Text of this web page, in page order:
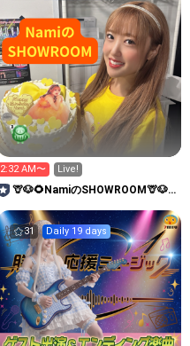
2:32 AM〜 Live!
🦒🐶🌻NamiのSHOWROOM🦒🐶
31 Daily 19 days